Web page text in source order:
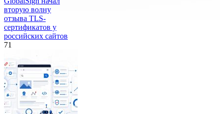
вторую волну
отзыва TLS-
сертификатов у
российских сайтов
71